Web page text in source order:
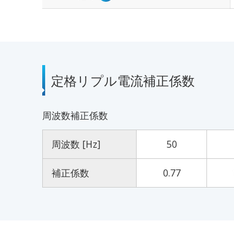
定格リプル電流補正係数
周波数補正係数
周波数 [Hz] 50
補正係数 0.77